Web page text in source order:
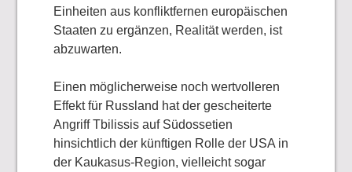
Einheiten aus konfliktfernen europäischen
Staaten zu ergänzen, Realität werden, ist
abzuwarten.
Einen möglicherweise noch wertvolleren
Effekt für Russland hat der gescheiterte
Angriff Tbilissis auf Südossetien
hinsichtlich der künftigen Rolle der USA in
der Kaukasus-Region, vielleicht sogar